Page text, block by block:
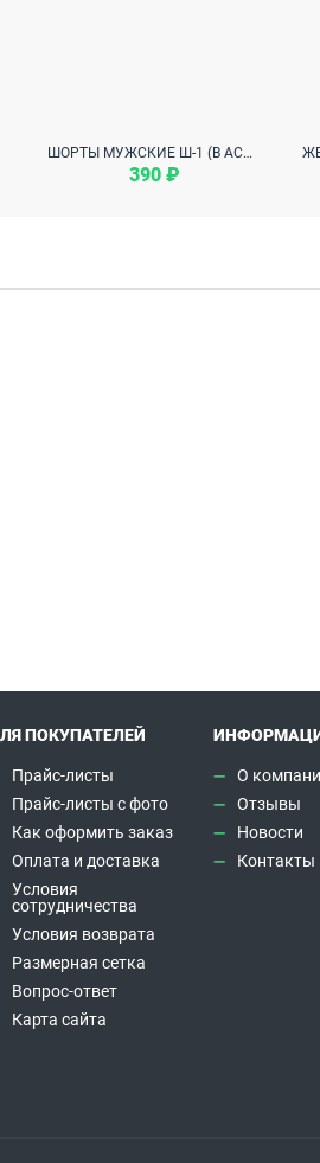
ШОРТЫ МУЖСКИЕ Ш-1 (В АССОРТИМЕНТЕ)
390 ₽
ПОКУПАТЕЛЕЙ
Прайс-листы
Прайс-листы с фото
Как оформить заказ
Оплата и доставка
Условия
сотрудничества
Условия возврата
Размерная сетка
Вопрос-ответ
Карта сайта
О
Отзывы
Новости
Контакты